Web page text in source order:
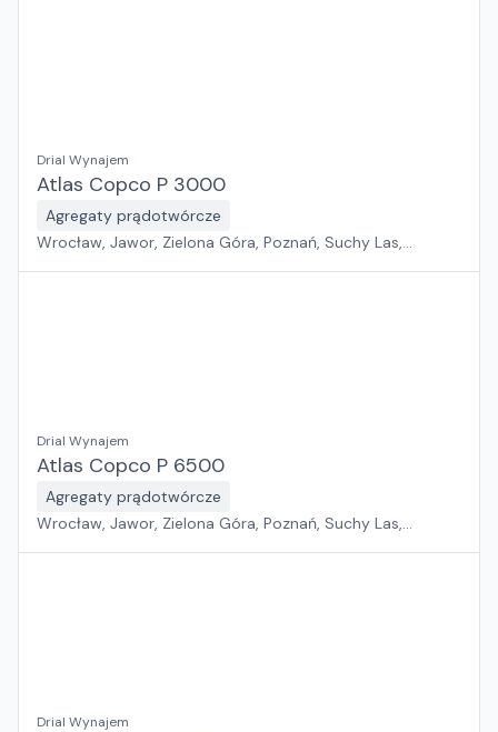
Drial Wynajem
Atlas Copco P 3000
Agregaty prądotwórcze
Wrocław, Jawor, Zielona Góra, Poznań, Suchy Las,
Drial Wynajem
Atlas Copco P 6500
Agregaty prądotwórcze
Wrocław, Jawor, Zielona Góra, Poznań, Suchy Las,
Drial Wynajem